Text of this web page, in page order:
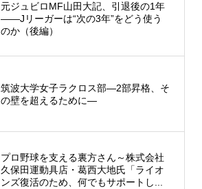
元ジュビロMF山田大記、引退後の1年
――Jリーガーは“次の3年”をどう使う
のか（後編）
筑波大学女子ラクロス部―2部昇格、そ
の壁を超えるために―
プロ野球を支える裏方さん～株式会社
久保田運動具店・葛西大地氏「ライオ
ンズ復活のため、何でもサポートし...